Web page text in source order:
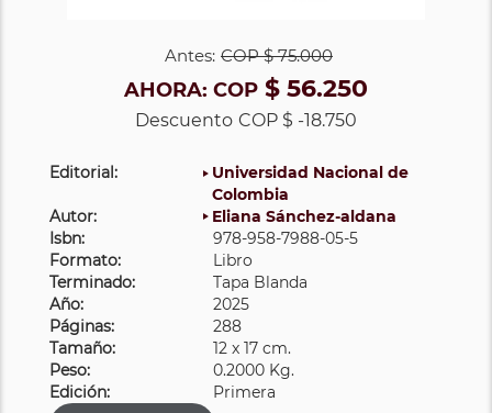
Antes: COP$ 75.000
AHORA: COP $ 56.250
Descuento COP $ -18.750
Editorial:
Universidad Nacional de
Colombia
Autor:
Eliana Sánchez-aldana
Isbn:
978-958-7988-05-5
Formato:
Libro
Terminado:
Tapa Blanda
Año:
2025
Páginas:
288
Tamaño:
12 x 17 cm.
Peso:
0.2000 Kg.
Edición:
Primera